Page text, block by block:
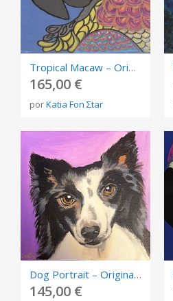
Tropical Macaw – Original Acrylic Painting on Stretched Canvas | 18 × 24 cm | OOAK
165,00 €
porKatia Fon Σtar
Dog Portrait – Original Acrylic Painting on Stretched Canvas | 18 × 18 cm | OOAK
145,00 €